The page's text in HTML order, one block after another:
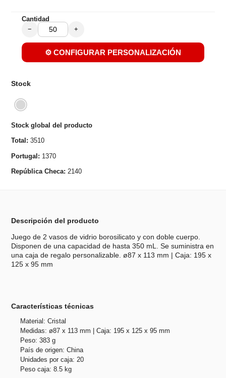
Cantidad
− +
⚙️ CONFIGURAR PERSONALIZACIÓN
Stock
Stock global del producto
Total: 3510
Portugal: 1370
República Checa: 2140
Descripción del producto
Juego de 2 vasos de vidrio borosilicato y con doble cuerpo.
Disponen de una capacidad de hasta 350 mL. Se suministra en
una caja de regalo personalizable. ø87 x 113 mm | Caja: 195 x
125 x 95 mm
Características técnicas
Material: Cristal
Medidas: ø87 x 113 mm | Caja: 195 x 125 x 95 mm
Peso: 383 g
País de origen: China
Unidades por caja: 20
Peso caja: 8.5 kg